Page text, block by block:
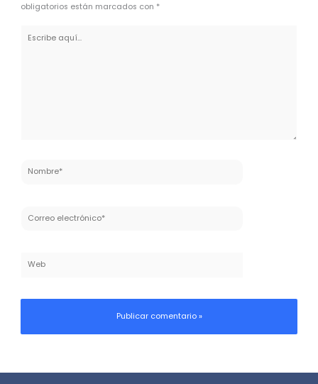
obligatorios están marcados con *
aquí...
electrónico*